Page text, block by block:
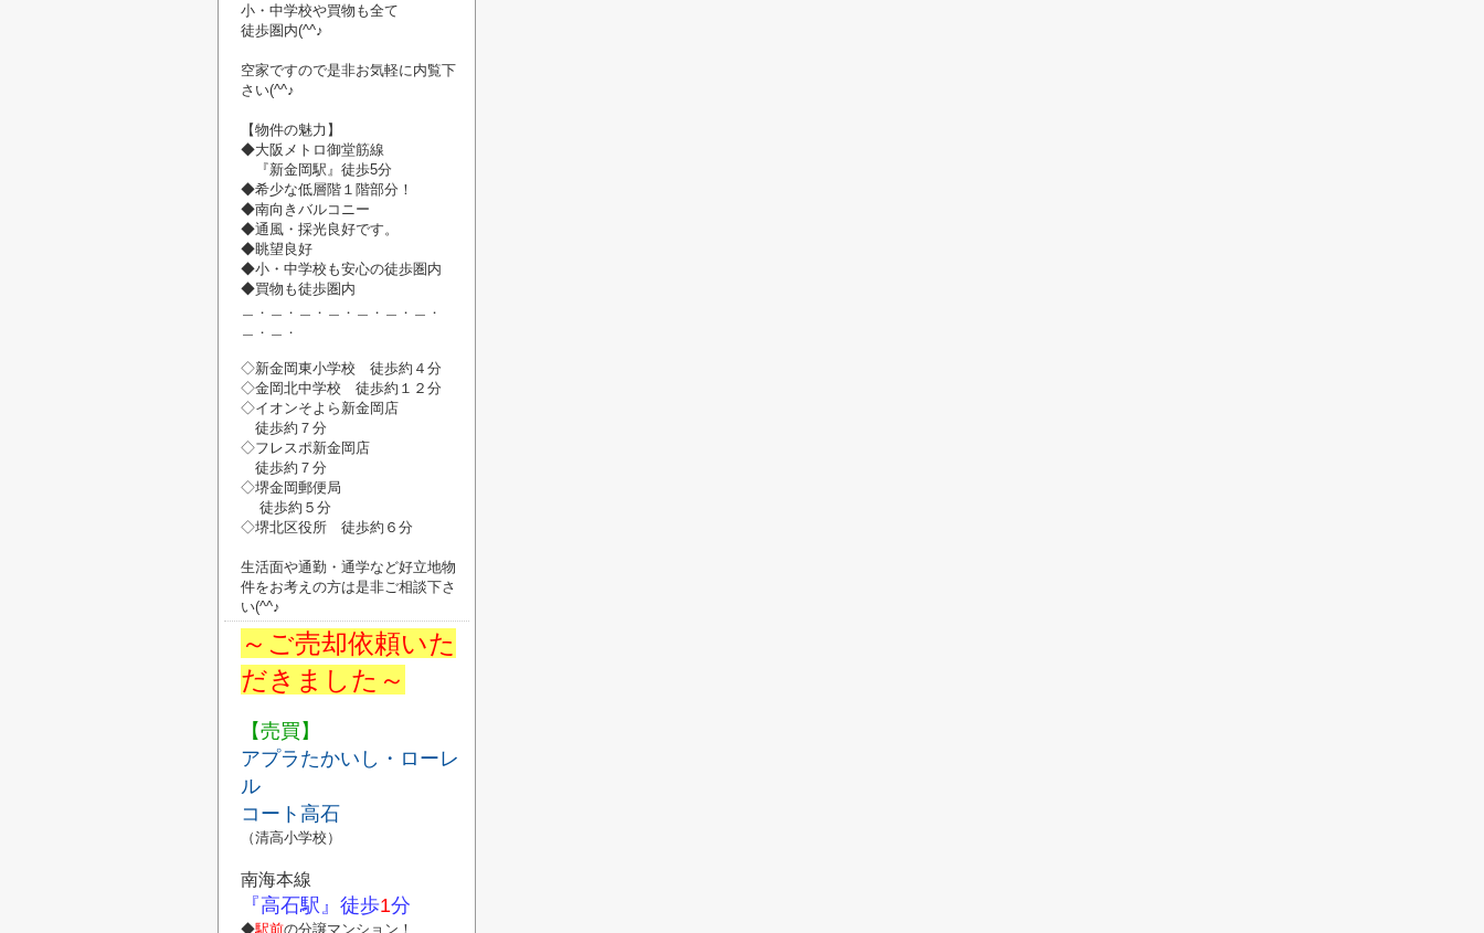
小・中学校や買物 も全て
徒歩圏内(^^♪
空家ですので是非お気軽に内覧下
さい(^^♪
【物件の魅力】
◆大阪メトロ御堂筋線
『新金岡駅』 徒歩5分
◆希少な低層階１階部分！
◆南向きバルコニー
◆通風・ 採光良好です。
◆眺望良好
◆小・中学校も安心の徒歩圏内
◆買物も徒歩圏内
＿．＿．＿．＿．＿．＿．＿．
＿．＿．
◇新金岡東小学校 徒歩約４分
◇金岡北中学校 徒歩約１２分
◇イオンそよら新金岡店
徒歩約７分
◇フレスポ新金岡店
徒歩約７分
◇堺金岡郵便局
徒歩約５分
◇堺北区役所 徒歩約６分
生活面や通勤・通学など好立地物
件をお考えの方は是非ご相談下さ
い(^^♪
～ご売却依頼いた
だきました～
【売買】
アプラたかいし・ローレ
ル
コート高石
（清高小学校）
南海本線
『高石駅』 徒歩1分
◆駅前の分譲マンション！